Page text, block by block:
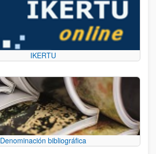
IKERTU
Denominación bibliográfica